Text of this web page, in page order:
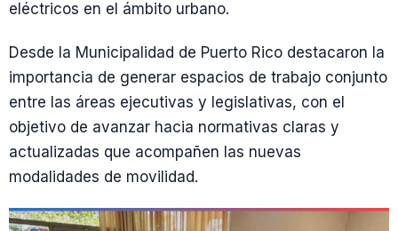
eléctricos en el ámbito urbano.
Desde la Municipalidad de Puerto Rico destacaron la
importancia de generar espacios de trabajo conjunto
entre las áreas ejecutivas y legislativas, con el
objetivo de avanzar hacia normativas claras y
actualizadas que acompañen las nuevas
modalidades de movilidad.